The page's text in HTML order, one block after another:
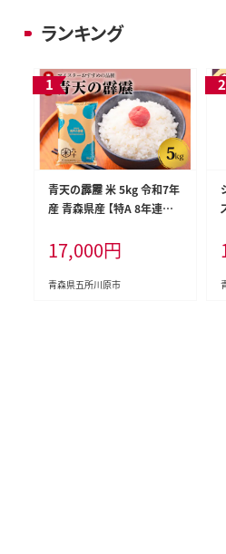
ランキング
青天の霹靂 米 5kg 令和7年
産 青森県産 【特A 8年連続
17,000円
青森県五所川原市